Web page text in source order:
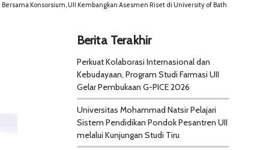
Bersama Konsorsium, UII Kembangkan Asesmen Riset di University of Bath
Berita Terakhir
Perkuat Kolaborasi Internasional dan
Kebudayaan, Program Studi Farmasi UII
Gelar Pembukaan G-PICE 2026
Universitas Mohammad Natsir Pelajari
Sistem Pendidikan Pondok Pesantren UII
melalui Kunjungan Studi Tiru